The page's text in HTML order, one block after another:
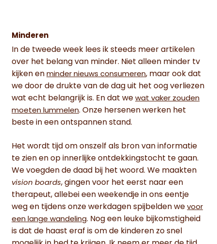
Minderen
In de tweede week lees ik steeds meer artikelen
over het belang van minder. Niet alleen minder tv
kijken en minder nieuws consumeren, maar ook dat
we door de drukte van de dag uit het oog verliezen
wat echt belangrijk is. En dat we wat vaker zouden
moeten lummelen. Onze hersenen werken het
beste in een ontspannen stand.
Het wordt tijd om onszelf als bron van informatie
te zien en op innerlijke ontdekkingstocht te gaan.
We voegden de daad bij het woord. We maakten
vision boards, gingen voor het eerst naar een
therapeut, allebei een weekendje in ons eentje
weg en tijdens onze werkdagen spijbelden we voor
een lange wandeling. Nog een leuke bijkomstigheid
is dat de haast eraf is om de kinderen zo snel